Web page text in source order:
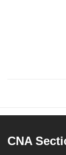
CNA